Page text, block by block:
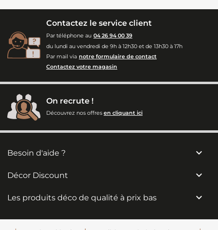
Contactez le service client
Par téléphone au 04 26 94 00 39
du lundi au vendredi de 9h à 12h30 et de 13h30 à 17h
Par mail via notre formulaire de contact
Contactez votre magasin
On recrute !
Découvrez nos offres en cliquant ici
Besoin d'aide ? 
Décor Discount 
Les produits déco de qualité à prix bas 